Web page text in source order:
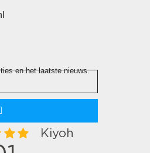
en het laatste nieuws.